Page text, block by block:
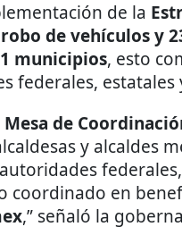
de la
de vehículos y
municipios, esto
federales, estatales
Mesa de
y alcaldes
coordinado en
,” señaló la